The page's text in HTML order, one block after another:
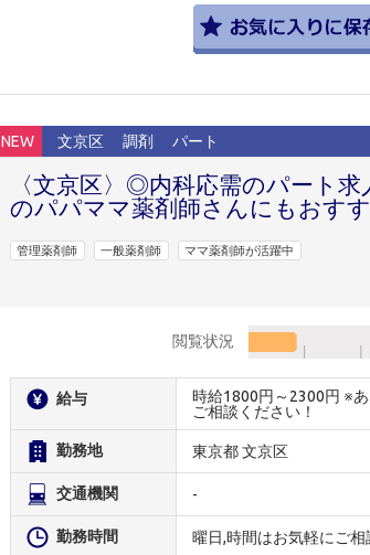
NEW 文京区 調剤 パート
〈文京区〉◎内科応需のパート
のパパママ薬剤師さんにもおす
管理薬剤師 一般薬剤師 ママ薬剤師が活躍中
閲覧状況
給与
時給1800円～2300円 ※
ご相談ください！
勤務地 東京都 文京区
交通機関 -
勤務時間 曜日,時間はお気軽にご